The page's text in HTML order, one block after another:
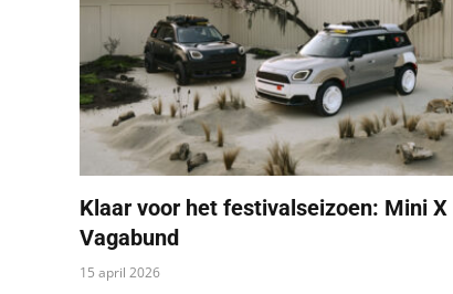
Klaar voor het festivalseizoen: Mini X
Vagabund
15 april 2026